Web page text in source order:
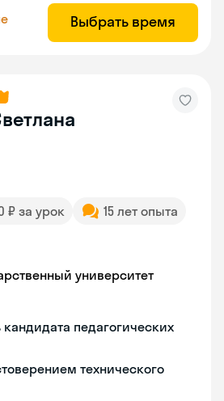
Выбрать время
₽ за урок
15 лет опыта
университет
кандидата педагогических
технического